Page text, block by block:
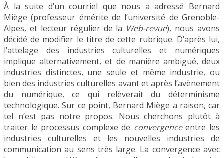
À la suite d’un courriel que nous a adressé Bernard
Miège (professeur émérite de l’université de Grenoble-
Alpes, et lecteur régulier de la Web-revue), nous avons
décidé de modifier le titre de cette rubrique. D’après lui,
l’attelage des industries culturelles et numériques
implique alternativement, et de manière ambiguë, deux
industries distinctes, une seule et même industrie, ou
bien des industries culturelles avant et après l’avènement
du numérique, ce qui relèverait du déterminisme
technologique. Sur ce point, Bernard Miège a raison, car
tel n’est pas notre propos. Nous cherchons plutôt à
traiter le processus complexe de convergenceentre les
industries culturelles et les nouvelles industries de
communication au sens très large. La convergence avec